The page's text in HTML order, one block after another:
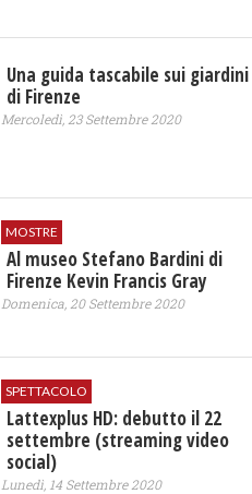
Una guida tascabile sui giardini
di Firenze
Mercoledì, 23 Settembre 2020
MOSTRE
Al museo Stefano Bardini di
Firenze Kevin Francis Gray
Domenica, 20 Settembre 2020
SPETTACOLO
Lattexplus HD: debutto il 22
settembre (streaming video
social)
Lunedì, 14 Settembre 2020